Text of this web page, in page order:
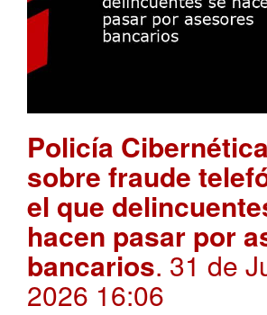
Policía
sobre fraude
el que
hacen pasar por
bancarios. 31 de
2026 16:06